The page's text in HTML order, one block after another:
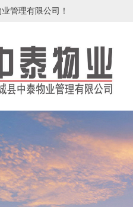
管理有限公司！